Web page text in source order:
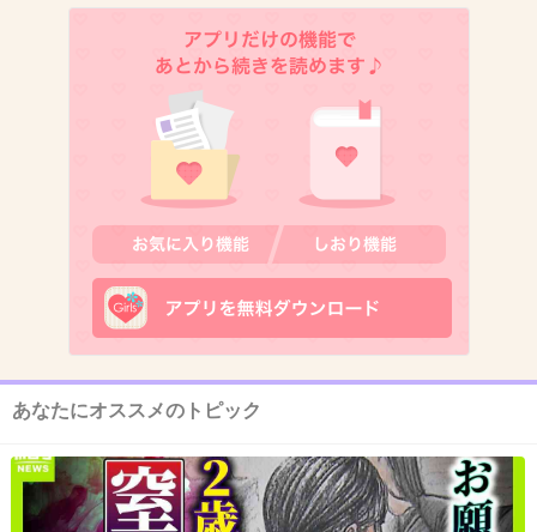
カキーン カキーン
ヒューヒューだよ あついあつい
「二十歳の約束」より
今考えれば笑えるけど当時はドラマに
入り込んでときめいてた(笑)
11. 匿名
僕は死にましぇ〜ん！
+108 -4
あなたにオススメのトピック